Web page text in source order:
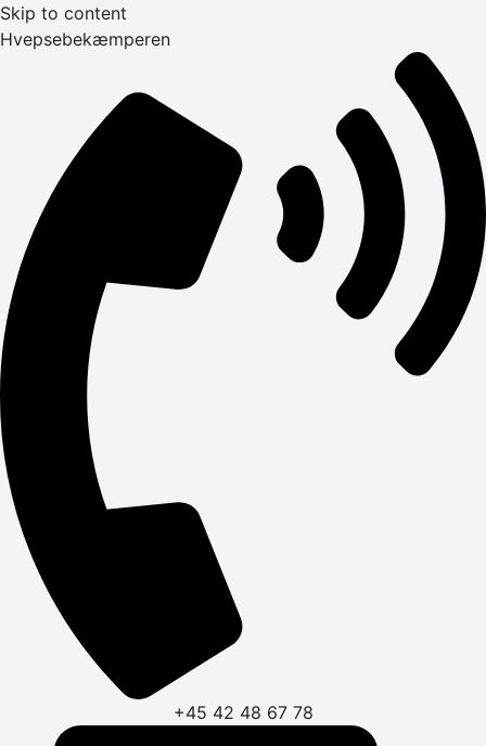
Skip to content
Hvepsebekæmperen
+45 42 48 67 78